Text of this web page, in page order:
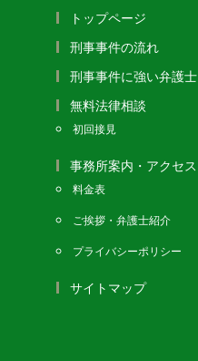
トップページ
刑事事件の流れ
刑事事件に強い弁護士
無料法律相談
初回接見
事務所案内・アクセス
料金表
ご挨拶・弁護士紹介
プライバシーポリシー
サイトマップ